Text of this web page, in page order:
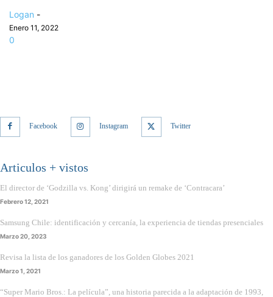
Logan -
Enero 11, 2022
0
Facebook Instagram Twitter
Articulos + vistos
El director de ‘Godzilla vs. Kong’ dirigirá un remake de ‘Contracara’
Febrero 12, 2021
Samsung Chile: identificación y cercanía, la experiencia de tiendas presenciales
Marzo 20, 2023
Revisa la lista de los ganadores de los Golden Globes 2021
Marzo 1, 2021
“Super Mario Bros.: La película”, una historia parecida a la adaptación de 1993,